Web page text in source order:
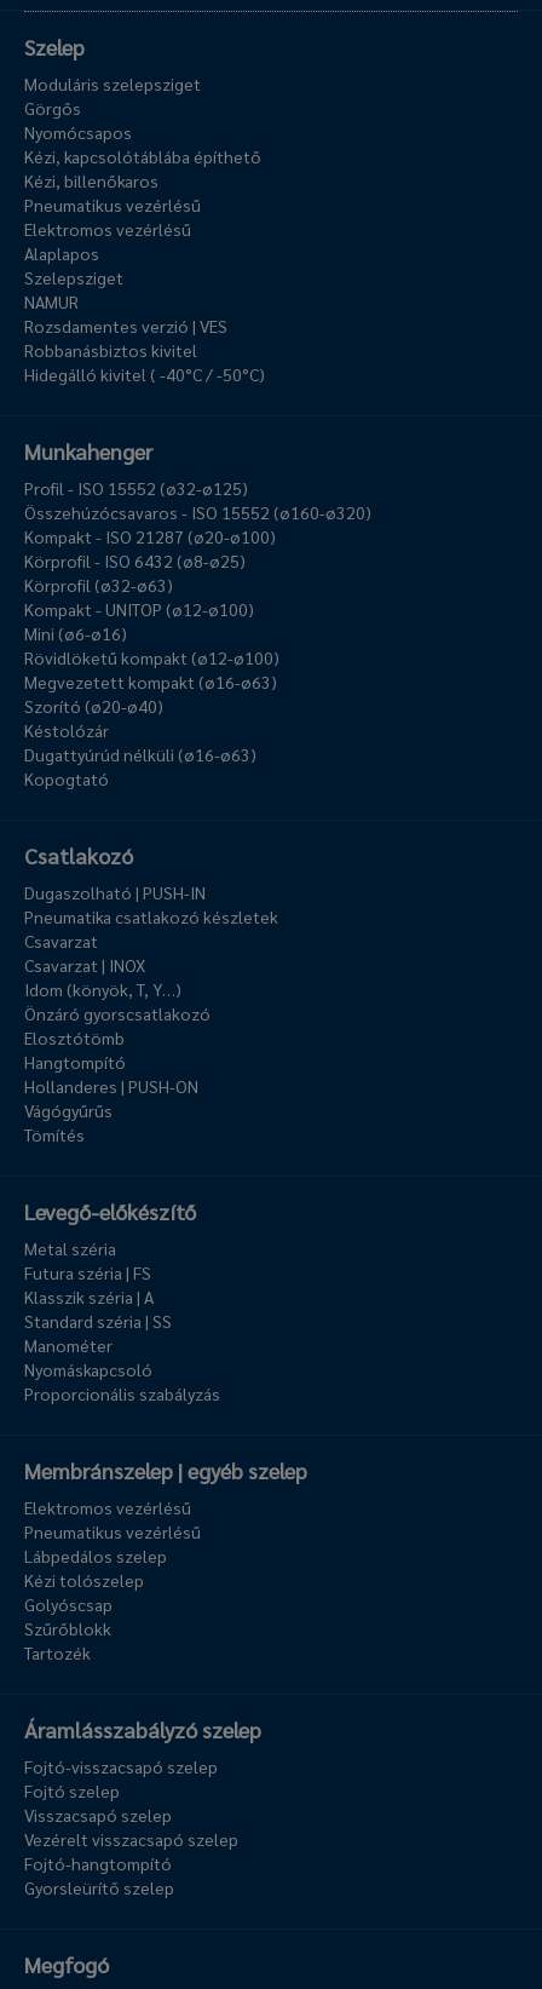
Szelep
Moduláris szelepsziget
Görgős
Nyomócsapos
Kézi, kapcsolótáblába építhető
Kézi, billenőkaros
Pneumatikus vezérlésű
Elektromos vezérlésű
Alaplapos
Szelepsziget
NAMUR
Rozsdamentes verzió | VES
Robbanásbiztos kivitel
Hidegálló kivitel ( -40°C / -50°C)
Munkahenger
Profil - ISO 15552 (ø32-ø125)
Összehúzócsavaros - ISO 15552 (ø160-ø320)
Kompakt - ISO 21287 (ø20-ø100)
Körprofil - ISO 6432 (ø8-ø25)
Körprofil (ø32-ø63)
Kompakt - UNITOP (ø12-ø100)
Mini (ø6-ø16)
Rövidlöketű kompakt (ø12-ø100)
Megvezetett kompakt (ø16-ø63)
Szorító (ø20-ø40)
Késtolózár
Dugattyúrúd nélküli (ø16-ø63)
Kopogtató
Csatlakozó
Dugaszolható | PUSH-IN
Pneumatika csatlakozó készletek
Csavarzat
Csavarzat | INOX
Idom (könyök, T, Y…)
Önzáró gyorscsatlakozó
Elosztótömb
Hangtompító
Hollanderes | PUSH-ON
Vágógyűrűs
Tömítés
Levegő-előkészítő
Metal széria
Futura széria | FS
Klasszik széria | A
Standard széria | SS
Manométer
Nyomáskapcsoló
Proporcionális szabályzás
Membránszelep | egyéb szelep
Elektromos vezérlésű
Pneumatikus vezérlésű
Lábpedálos szelep
Kézi tolószelep
Golyóscsap
Szűrőblokk
Tartozék
Áramlásszabályzó szelep
Fojtó-visszacsapó szelep
Fojtó szelep
Visszacsapó szelep
Vezérelt visszacsapó szelep
Fojtó-hangtompító
Gyorsleürítő szelep
Megfogó